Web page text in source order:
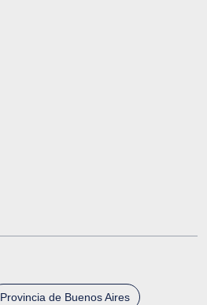
Provincia de Buenos Aires